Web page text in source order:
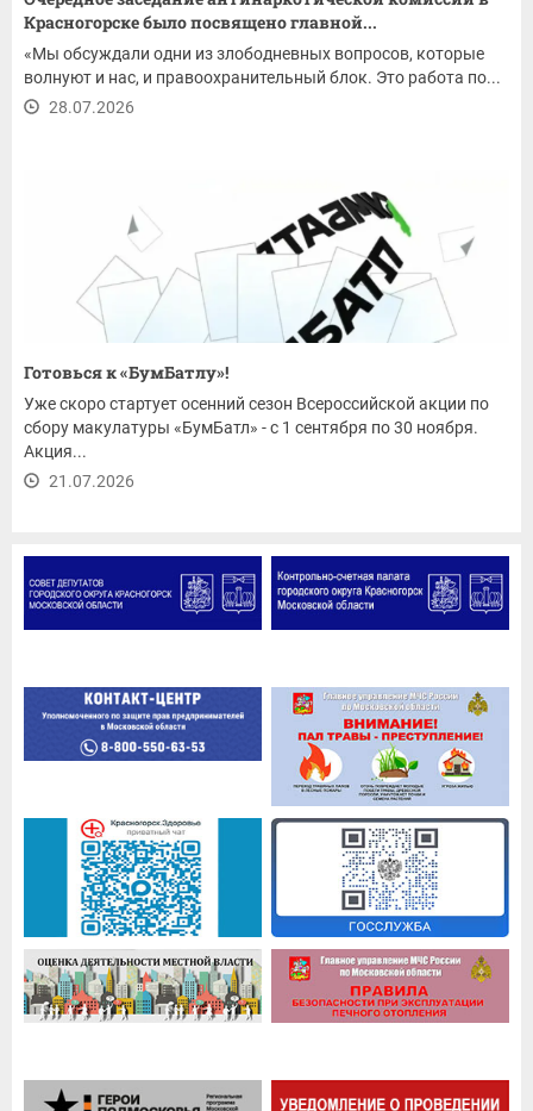
Красногорске было посвящено главной...
«Мы обсуждали одни из злободневных вопросов, которые
волнуют и нас, и правоохранительный блок. Это работа по...
28.07.2026
Готовься к «БумБатлу»!
Уже скоро стартует осенний сезон Всероссийской акции по
сбору макулатуры «БумБатл» - с 1 сентября по 30 ноября.
Акция...
21.07.2026